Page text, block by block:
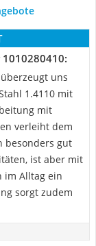
uns
1.4110 mit
mit
verleiht dem
besonders gut
ist aber mit
im Alltag ein
sorgt zudem